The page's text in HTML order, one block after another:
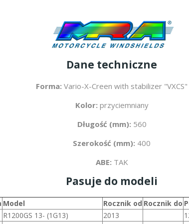
Dane techniczne
Forma: Vario-X-Creen with stabilizer "VXCS"
Kolor: przyciemniany
Długość (mm): 560
Szerokość (mm): 400
ABE: TAK
Pasuje do modeli
Model Rocznik od Rocznik do
R1200GS 13- (1G13) 2013